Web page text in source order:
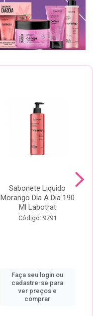
Sabonete Liquido
Morango Dia A Dia 190
Ml Labotrat
Código: 9791
Faça seu login ou
cadastre-se para
ver preços e
comprar